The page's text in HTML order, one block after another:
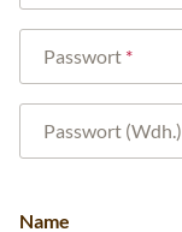
Passwort
Passwort (Wdh.)
Name